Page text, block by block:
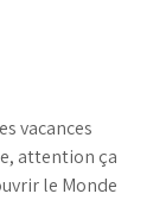
vacances
attention ça
le Monde